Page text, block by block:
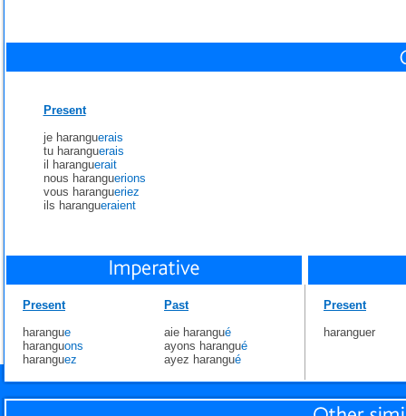
Present
je haranguerais
tu haranguerais
il haranguerait
nous haranguerions
vous harangueriez
ils harangueraient
Present
harangue
haranguons
haranguez
Past
aie harangué
ayons harangué
ayez harangué
Present
haranguer